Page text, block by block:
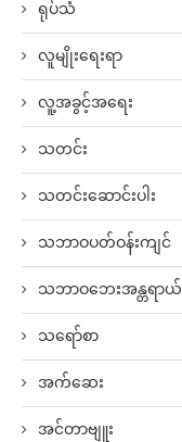
ရုပ်သံ
လူမျိုးရေးရာ
လူ့အခွင့်အရေး
သတင်း
သတင်းဆောင်းပါး
သဘာဝပတ်ဝန်းကျင်
သဘာဝဘေးအန္တရာယ်
သရော်စာ
အက်ဆေး
အင်တာဗျူး